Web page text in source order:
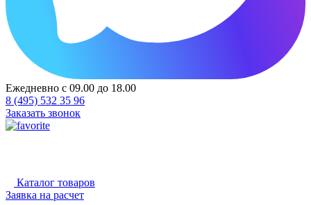
Ежедневно с 09.00 до 18.00
8 (495) 532 35 96
Заказать звонок
Каталог товаров
Заявка на расчет